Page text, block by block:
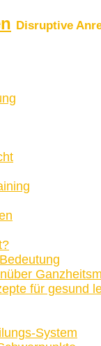
Disruptive
für gesund
System